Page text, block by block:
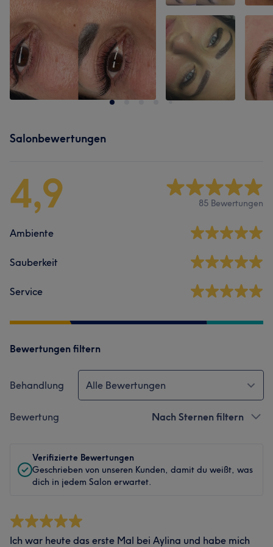
Salonbewertungen
4,9 85 Bewertungen
Ambiente
Sauberkeit
Service
Bewertungen filtern
Behandlung Alle Bewertungen
Bewertung Nach Sternen filtern
Verifizierte Bewertungen
Geschrieben von unseren Kunden, damit du weißt, was
dich in jedem Salon erwartet.
Ich war heute das erste Mal bei Aylina und habe mich